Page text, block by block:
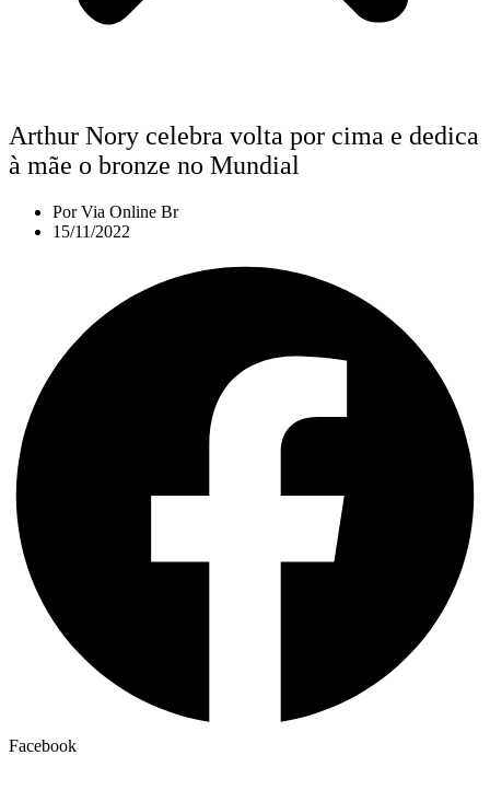
Arthur Nory celebra volta por cima e dedica
à mãe o bronze no Mundial
PorVia Online Br
15/11/2022
Facebook